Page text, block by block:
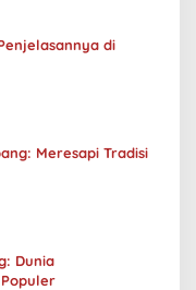
di
Meresapi Tradisi
Dunia